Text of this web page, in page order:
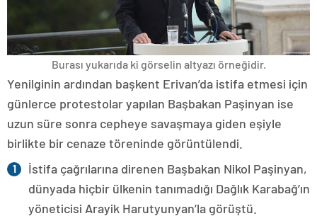
Burası yukarıda ki görselin altyazı örneğidir.
Yenilginin ardından başkent Erivan’da istifa etmesi için
günlerce protestolar yapılan Başbakan Paşinyan ise
uzun süre sonra cepheye savaşmaya giden eşiyle
birlikte bir cenaze töreninde görüntülendi.
İstifa çağrılarına direnen Başbakan Nikol Paşinyan,
dünyada hiçbir ülkenin tanımadığı Dağlık Karabağ’ın
yöneticisi Arayik Harutyunyan’la görüştü.